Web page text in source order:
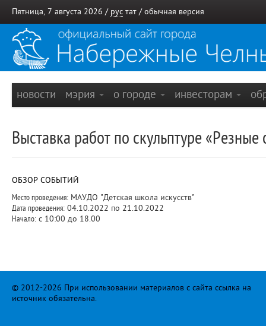
Пятница, 7 августа 2026 / рус тат / обычная версия
новости мэрия о городе инвесторам
Выставка работ по скульптуре «Резные
ОБЗОР СОБЫТИЙ
Место проведения: МАУДО "Детская школа искусств"
Дата проведения: 04.10.2022 по 21.10.2022
Начало: с 10:00 до 18.00
© 2012-2026 При использовании материалов с сайта ссылка на
источник обязательна.